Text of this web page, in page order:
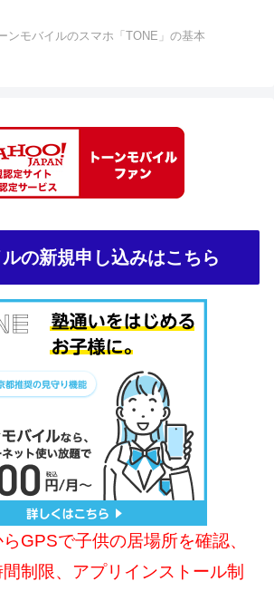
ンモバイルのスマホ「TONE」の基本
ルの新規申し込みはこちら
GPSで子供の居場所を確認、
制限、アプリインストール制